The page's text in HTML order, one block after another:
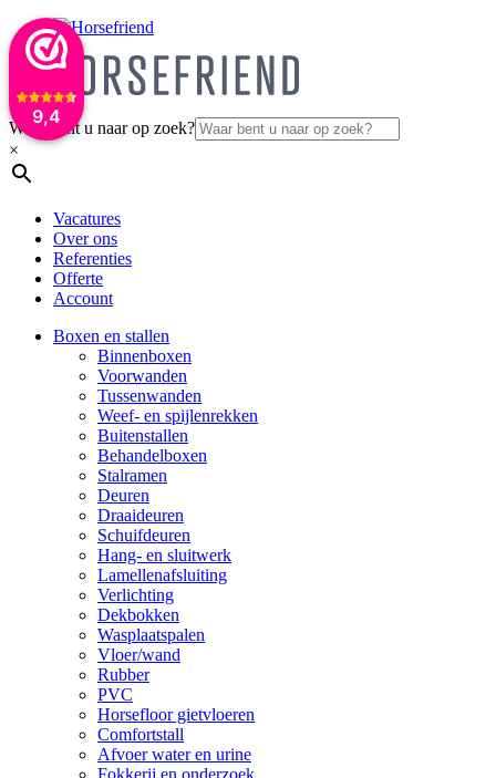
9,4
Waar bent u naar op zoek?
×
Vacatures
Over ons
Referenties
Offerte
Account
Boxen en stallen
Binnenboxen
Voorwanden
Tussenwanden
Weef- en spijlenrekken
Buitenstallen
Behandelboxen
Stalramen
Deuren
Draaideuren
Schuifdeuren
Hang- en sluitwerk
Lamellenafsluiting
Verlichting
Dekbokken
Wasplaatspalen
Vloer/wand
Rubber
PVC
Horsefloor gietvloeren
Comfortstall
Afvoer water en urine
Fokkerij en onderzoek